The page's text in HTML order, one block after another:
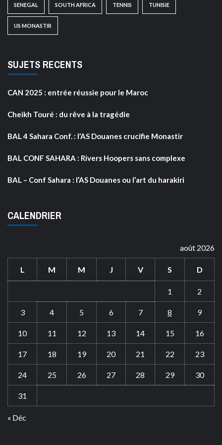
SENEGAL SOUTH AFRICA TENNIS TUNISIE
US MONASTIR
SUJETS RECENTS
CAN 2025 : entrée réussie pour le Maroc
Cheikh Touré : du rêve à la tragédie
BAL 4 Sahara Conf. : l’AS Douanes crucifie Monastir
BAL CONF SAHARA : Rivers Hoopers sans complexe
BAL – Conf Sahara : l’AS Douanes ou l’art du harakiri
CALENDRIER
août 2026
L M M J V S D
1 2
3 4 5 6 7 8 9
10 11 12 13 14 15 16
17 18 19 20 21 22 23
24 25 26 27 28 29 30
31
« Déc